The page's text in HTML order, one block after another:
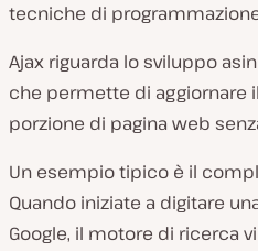
tecniche di
Ajax riguarda lo sviluppo
che permette di aggiornare
porzione di pagina web
Un esempio tipico è il
Quando iniziate a digitare
Google, il motore di ricerca